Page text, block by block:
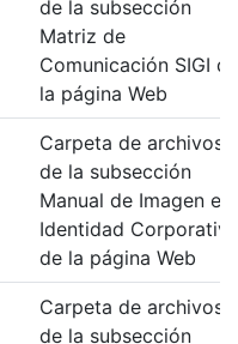
de la subsección
Matriz de
Comunicación SIGI de
la página Web
Carpeta de archivos
de la subsección
Manual de Imagen e
Identidad Corporativa
de la página Web
Carpeta de archivos
de la subsección